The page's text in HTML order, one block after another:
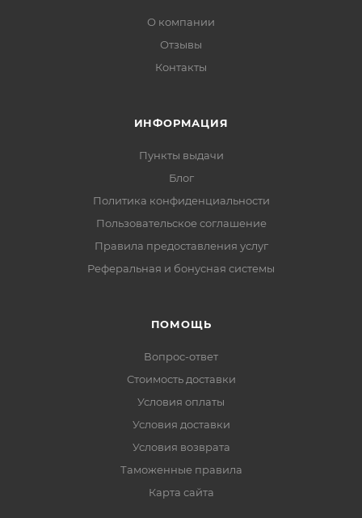
О компании
Отзывы
Контакты
ИНФОРМАЦИЯ
Пункты выдачи
Блог
Политика конфиденциальности
Пользовательское соглашение
Правила предоставления услуг
Реферальная и бонусная системы
ПОМОЩЬ
Вопрос-ответ
Стоимость доставки
Условия оплаты
Условия доставки
Условия возврата
Таможенные правила
Карта сайта